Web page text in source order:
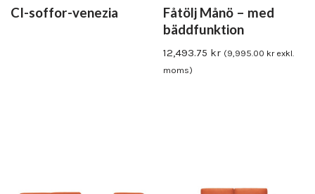
CI-soffor-venezia
Fåtölj Månö – med
bäddfunktion
12,493.75 kr (9,995.00 krexkl.
moms)